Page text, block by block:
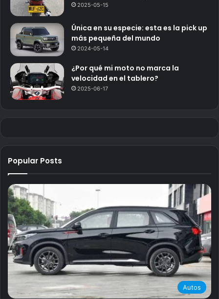
2025-05-15
Única en su especie: esta es la pick up
más pequeña del mundo
2024-05-14
¿Por qué mi moto no marca la
velocidad en el tablero?
2025-06-17
Popular Posts
Autos